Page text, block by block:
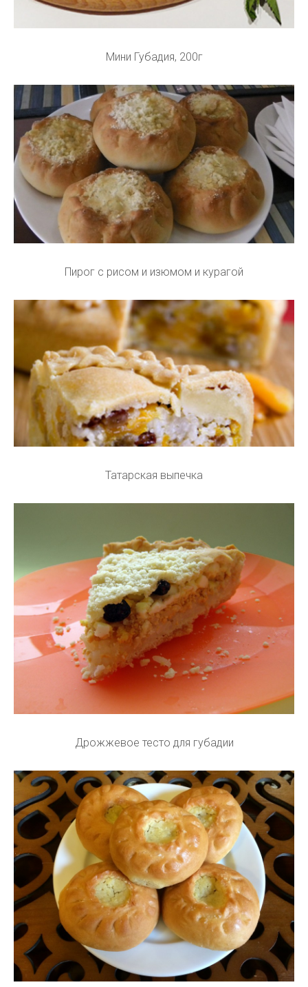
Мини Губадия, 200г
Пирог с рисом и изюмом и курагой
Татарская выпечка
Дрожжевое тесто для губадии